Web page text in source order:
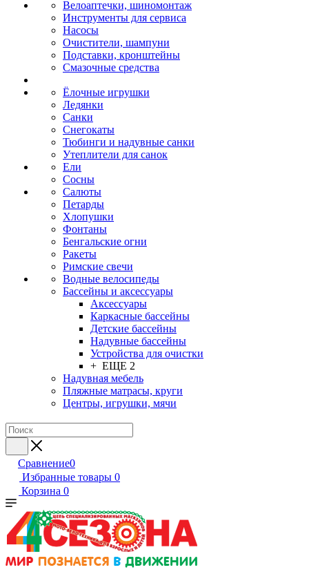
Велоаптечки, шиномонтаж
Инструменты для сервиса
Насосы
Очистители, шампуни
Подставки, кронштейны
Смазочные средства
Ёлочные игрушки
Ледянки
Санки
Снегокаты
Тюбинги и надувные санки
Утеплители для санок
Ели
Сосны
Салюты
Петарды
Хлопушки
Фонтаны
Бенгальские огни
Ракеты
Римские свечи
Водные велосипеды
Бассейны и аксессуары
Аксессуары
Каркасные бассейны
Детские бассейны
Надувные бассейны
Устройства для очистки
+ ЕЩЕ 2
Надувная мебель
Пляжные матрасы, круги
Центры, игрушки, мячи
Сравнение0
Избранные товары 0
Корзина 0